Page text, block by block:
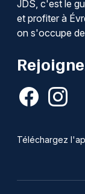
JDS, c'est le
et profiter à
on s'occupe
Téléchargez